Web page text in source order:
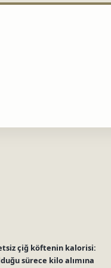
çiğ köftenin kalorisi:
sürece kilo alımına